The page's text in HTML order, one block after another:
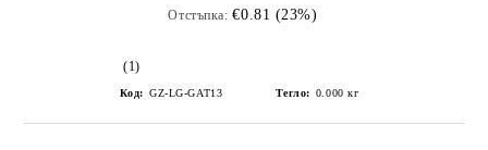
Отстъпка: €0.81 (23%)
(1)
Код: GZ-LG-GAT13 Тегло: 0.000 кг